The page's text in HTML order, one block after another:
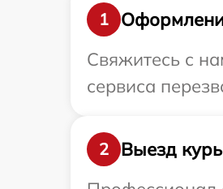
1
Свяжитесь с
сервиса
2
Выезд